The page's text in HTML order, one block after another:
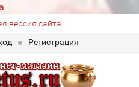
версия сайта
Регистрация